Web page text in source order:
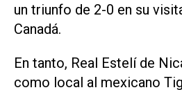
un triunfo de 2-0 en su
Canadá.
En tanto, Real Estelí de
como local al mexicano